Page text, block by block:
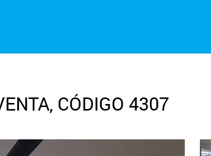
CÓDIGO 4307